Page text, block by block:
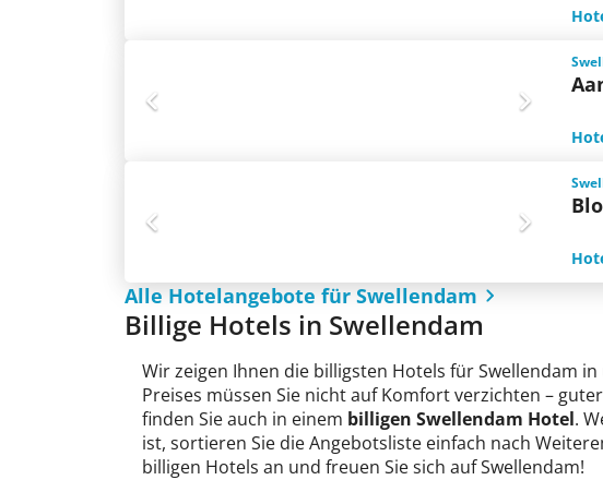
Alle Hotelangebote für Swellendam
Billige Hotels in Swellendam
Wir zeigen Ihnen die billigsten Hotels für Swellendam
Preises müssen Sie nicht auf Komfort verzichten –
finden Sie auch in einem billigen Swellendam Hotel.
ist, sortieren Sie die Angebotsliste einfach nach
billigen Hotels an und freuen Sie sich auf Swellendam!